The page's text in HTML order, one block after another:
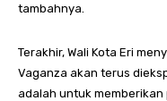
tambahnya.
Terakhir, Wali Kota Eri
Vaganza akan terus
adalah untuk